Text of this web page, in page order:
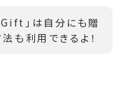
」は自分にも贈
も利用できるよ！